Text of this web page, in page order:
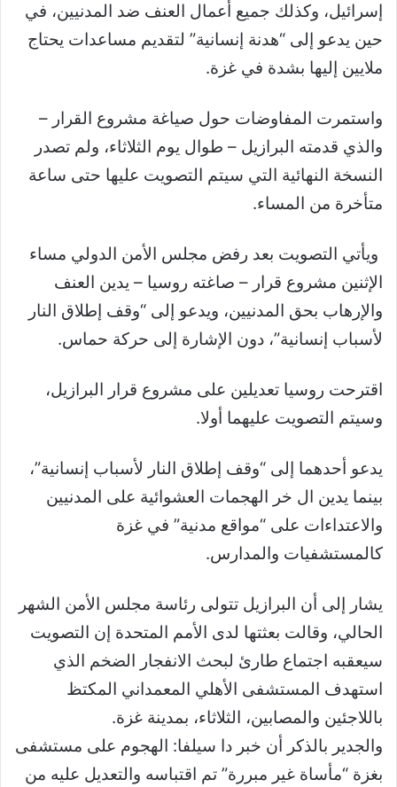
إسرائيل، وكذلك جميع أعمال العنف ضد المدنيين، في
حين يدعو إلى “هدنة إنسانية” لتقديم مساعدات يحتاج
ملايين إليها بشدة في غزة.
واستمرت المفاوضات حول صياغة مشروع القرار –
والذي قدمته البرازيل – طوال يوم الثلاثاء، ولم تصدر
النسخة النهائية التي سيتم التصويت عليها حتى ساعة
متأخرة من المساء.
ويأتي التصويت بعد رفض مجلس الأمن الدولي مساء
الإثنين مشروع قرار – صاغته روسيا – يدين العنف
والإرهاب بحق المدنيين، ويدعو إلى “وقف إطلاق النار
لأسباب إنسانية”، دون الإشارة إلى حركة حماس.
اقترحت روسيا تعديلين على مشروع قرار البرازيل،
وسيتم التصويت عليهما أولا.
يدعو أحدهما إلى “وقف إطلاق النار لأسباب إنسانية”،
بينما يدين ال خر الهجمات العشوائية على المدنيين
والاعتداءات على “مواقع مدنية” في غزة
كالمستشفيات والمدارس.
يشار إلى أن البرازيل تتولى رئاسة مجلس الأمن الشهر
الحالي، وقالت بعثتها لدى الأمم المتحدة إن التصويت
سيعقبه اجتماع طارئ لبحث الانفجار الضخم الذي
استهدف المستشفى الأهلي المعمداني المكتظ
باللاجئين والمصابين، الثلاثاء، بمدينة غزة.
والجدير بالذكر أن خبر دا سيلفا: الهجوم على مستشفى
بغزة “مأساة غير مبررة” تم اقتباسه والتعديل عليه من